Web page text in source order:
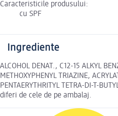
Caracteristicile produsului:
cu SPF
Ingrediente
ALCOHOL DENAT., C12-15 ALKYL
METHOXYPHENYL TRIAZINE,
PENTAERYTHRITYL TETRA-DI-T-
diferi de cele de pe ambalaj.